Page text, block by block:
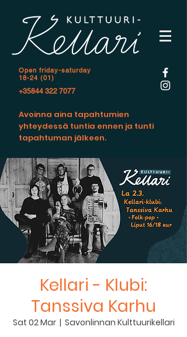
Open friday-saturday
18-24 (01)
+35844 322 7077
Avoinna aina tapahtumien
yhteydessä tuntia ennen ja tunti
tapahtuman jälkeen.
Kellari - Klubi:
Tanssiva Karhu
Sat 02 Mar
  |
Savonlinnan Kulttuurikellari